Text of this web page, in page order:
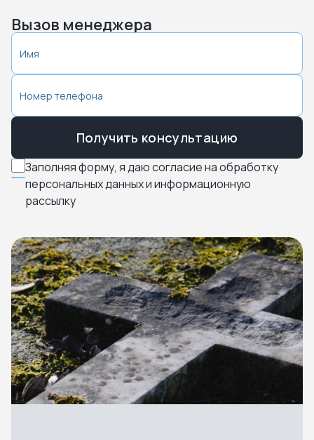
Вызов менеджера
Заполняя форму, я даю согласие на обработку
персональных данных и информационную
рассылку
Получить консультацию